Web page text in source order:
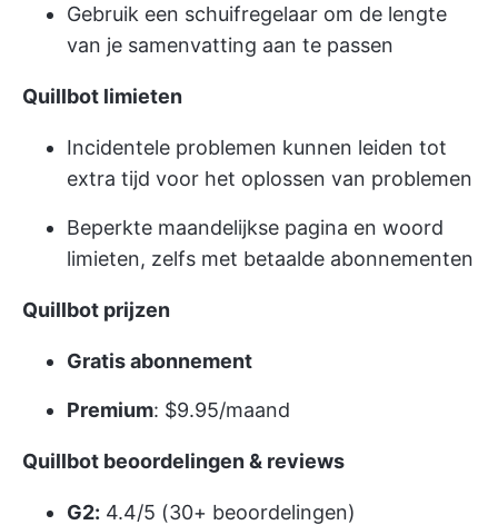
Gebruik een schuifregelaar om de lengte
van je samenvatting aan te passen
Quillbot limieten
Incidentele problemen kunnen leiden tot
extra tijd voor het oplossen van problemen
Beperkte maandelijkse pagina en woord
limieten, zelfs met betaalde abonnementen
Quillbot prijzen
Gratis abonnement
Premium: $9.95/maand
Quillbot beoordelingen & reviews
G2: 4.4/5 (30+ beoordelingen)